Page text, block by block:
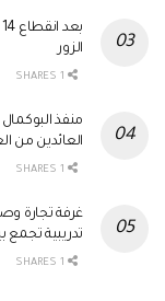
الزور
منفذ
العائدين من
غرفة تجارة
تدريبية تجمع